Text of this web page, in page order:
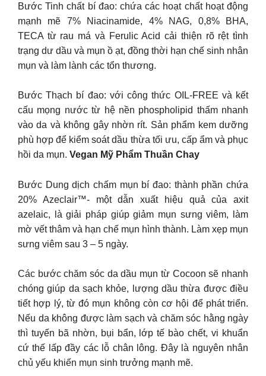
Bước Tinh chất bí đao: chứa các hoạt chất hoạt động
mạnh mẽ 7% Niacinamide, 4% NAG, 0,8% BHA,
TECA từ rau má và Ferulic Acid cải thiện rõ rệt tình
trạng dư dầu và mụn ồ ạt, đồng thời hạn chế sinh nhân
mụn và làm lành các tổn thương.
Bước Thạch bí đao: với công thức OIL-FREE và kết
cấu mọng nước từ hệ nền phospholipid thấm nhanh
vào da và không gây nhờn rít. Sản phẩm kem dưỡng
phù hợp để kiểm soát dầu thừa tối ưu, cấp ẩm và phục
hồi da mụn. Vegan Mỹ Phẩm Thuần Chay
Bước Dung dịch chấm mụn bí đao: thành phần chứa
20% Azeclair™- một dẫn xuất hiệu quả của axit
azelaic, là giải pháp giúp giảm mụn sưng viêm, làm
mờ vết thâm và hạn chế mụn hình thành. Làm xẹp mụn
sưng viêm sau 3 – 5 ngày.
Các bước chăm sóc da dầu mụn từ Cocoon sẽ nhanh
chóng giúp da sạch khỏe, lượng dầu thừa được điều
tiết hợp lý, từ đó mụn không còn cơ hội để phát triển.
Nếu da không được làm sạch và chăm sóc hằng ngày
thì tuyến bã nhờn, bụi bẩn, lớp tế bào chết, vi khuẩn
cứ thế lấp đầy các lỗ chân lông. Đây là nguyên nhân
chủ yếu khiến mụn sinh trưởng mạnh mẽ.